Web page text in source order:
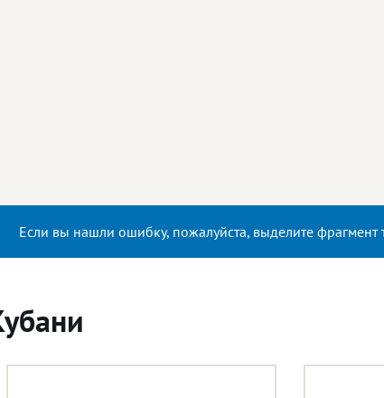
Если вы нашли ошибку, пожалуйста, выделите фрагмент